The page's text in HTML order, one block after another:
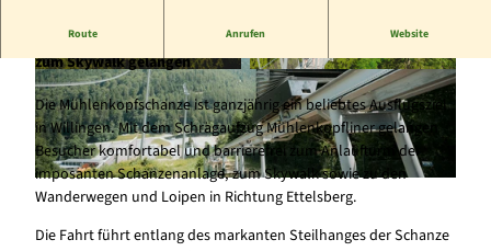
© muehlenkopf jjmedia | CC-BY-SA © muehlenkopf jjmedia | CC-BY-SA
Route Anrufen Website
Die Mühlenkopfschanze komfortabel erleben und bequem
zum Skywalk gelangen
Die Mühlenkopfschanze ist ganzjährig ein beliebtes Ausflugsziel
in Willingen. Mit dem Schrägaufzug Mühlenkopfliner gelangen
Besucher komfortabel und barrierefrei zum Anlaufturm der
imposanten Schanzenanlage, zum Skywalk sowie zu den
Wanderwegen und Loipen in Richtung Ettelsberg.
Die Fahrt führt entlang des markanten Steilhanges der Schanze